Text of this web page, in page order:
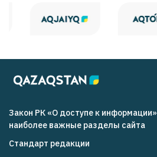
Закон РК «О доступе к информации»
наиболее важные разделы сайта
Стандарт редакции